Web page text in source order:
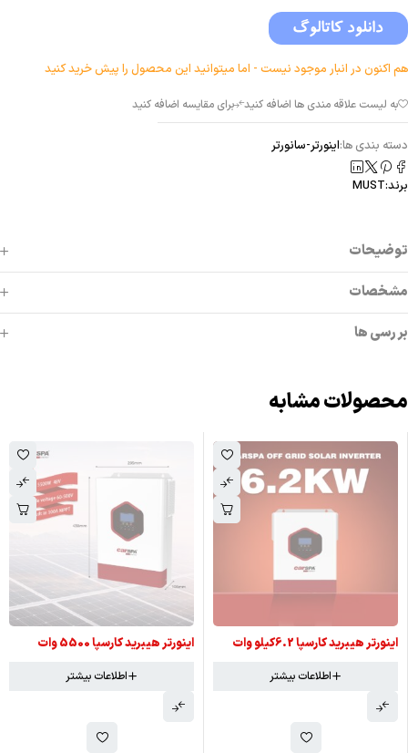
هم اکنون در انبار موجود نیست - اما میتوانید این محصول را پیش خرید کنید
دسته بندی ها:اینورتر-سانورتر
برند:MUST
توضیحات
مشخصات
بررسی ها
محصولات مشابه
اتمام موجودی
اینورتر هیبرید کارسپا 6.2کیلو وات
اطلاعات بیشتر
اتمام موجودی
اینورتر هیبرید کارسپا 5500 وات
اطلاعات بیشتر